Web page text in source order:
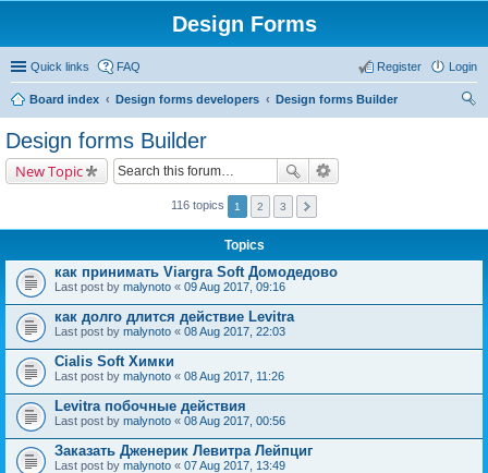
Design Forms
Quick links FAQ Login
Register
Board index Design forms developers
Design forms Builder
Design forms Builder
New Topic
116 topics 1 2 3
Topics
как принимать Viargra Soft Домодедово
Last post by malynoto « 09 Aug 2017, 09:16
как долго длится действие Levitra
Last post by malynoto « 08 Aug 2017, 22:03
Cialis Soft Химки
Last post by malynoto « 08 Aug 2017, 11:26
Levitra побочные действия
Last post by malynoto « 08 Aug 2017, 00:56
Заказать Дженерик Левитра Лейпциг
Last post by malynoto « 07 Aug 2017, 13:49